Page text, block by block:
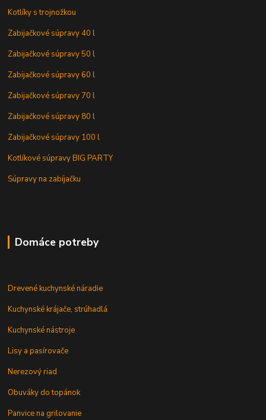
Kotlíky s trojnožkou
Zabijačkové súpravy 40 l
Zabijačkové súpravy 50 l
Zabijačkové súpravy 60 l
Zabijačkové súpravy 70 l
Zabijačkové súpravy 80 l
Zabijačkové súpravy 100 l
Kotlíkové súpravy BIG PARTY
Súpravy na zabíjačku
Domáce potreby
Drevené kuchynské náradie
Kuchynské krájače, strúhadlá
Kuchynské nástroje
Lisy a pasírovače
Nerezový riad
Obuváky do topánok
Panvice na grilovanie